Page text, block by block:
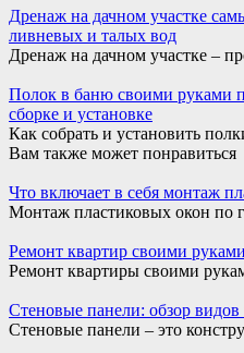
Дренаж на дачном участке
ливневых и талых вод
Дренаж на дачном участке –
Полок в баню своими руками
сборке и установке
Как собрать и установить
Вам также может понравиться
Что включает в себя монтаж
Монтаж пластиковых окон по
Ремонт квартир своими
Ремонт квартиры своими
Стеновые панели: обзор
Стеновые панели – это